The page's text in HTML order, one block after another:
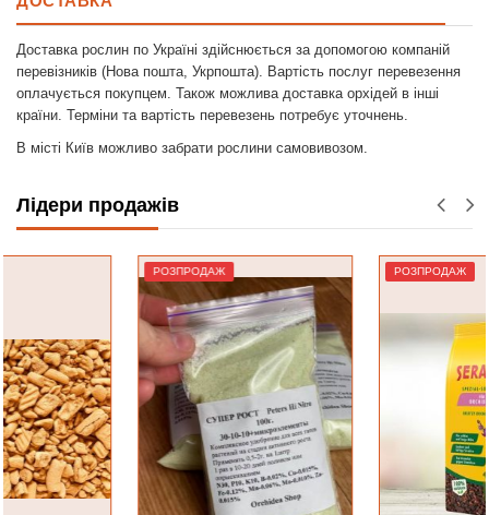
Доставка рослин по Україні здійснюється за допомогою компаній
перевізників (Нова пошта, Укрпошта). Вартість послуг перевезення
оплачується покупцем. Також можлива доставка орхідей в інші
країни. Терміни та вартість перевезень потребує уточнень.
В місті Київ можливо забрати рослини самовивозом.
Лідери продажів